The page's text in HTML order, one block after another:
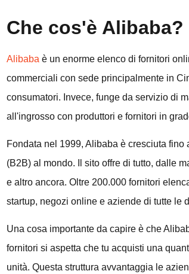
Che cos'è Alibaba?
Alibaba è un enorme elenco di fornitori
commerciali con sede principalmente in
consumatori. Invece, funge da servizio di
all'ingrosso con produttori e fornitori in
Fondata nel 1999, Alibaba è cresciuta
(B2B) al mondo. Il sito offre di tutto, dalle
e altro ancora. Oltre 200.000 fornitori
startup, negozi online e aziende di tutte le
Una cosa importante da capire è che
fornitori si aspetta che tu acquisti una
unità. Questa struttura avvantaggia le